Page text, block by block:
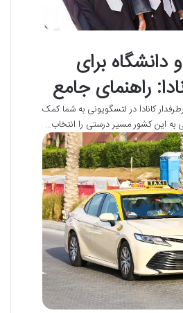
دانشگاه برای
راهنمای جامع
کانادا در لتسگویونی به شما کمک
به این کشور مسیر درستی را انتخاب…